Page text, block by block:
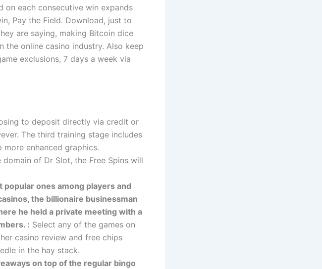
on each consecutive win expands
Pay the Field. Download, just to
are saying, making Bitcoin dice
the online casino industry. Also keep
exclusions, 7 days a week via
to deposit directly via credit or
The third training stage includes
enhanced graphics.
of Dr Slot, the Free Spins will
ones among players and
the billionaire businessman
he held a private meeting with a
: Select any of the games on
casino review and free chips
in the hay stack.
on top of the regular bingo